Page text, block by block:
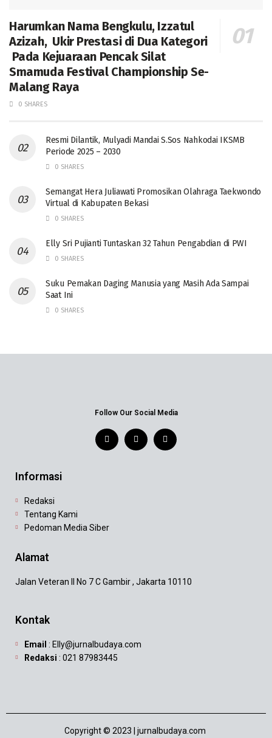
Harumkan Nama Bengkulu, Izzatul
Azizah, Ukir Prestasi di Dua Kategori
Pada Kejuaraan Pencak Silat
Smamuda Festival Championship Se-
Malang Raya
0 SHARES
Resmi Dilantik, Mulyadi Mandai S.Sos Nahkodai IKSMB
Periode 2025 – 2030
0 SHARES
Semangat Hera Juliawati Promosikan Olahraga Taekwondo
Virtual di Kabupaten Bekasi
0 SHARES
Elly Sri Pujianti Tuntaskan 32 Tahun Pengabdian di PWI
0 SHARES
‎Suku Pemakan Daging Manusia yang Masih Ada Sampai
Saat Ini
0 SHARES
Follow Our Social Media
Informasi
Redaksi
Tentang Kami
Pedoman Media Siber
Alamat
Jalan Veteran II No 7 C Gambir , Jakarta 10110
Kontak
Email : Elly@jurnalbudaya.com
Redaksi : 021 87983445
Copyright © 2023 | jurnalbudaya.com